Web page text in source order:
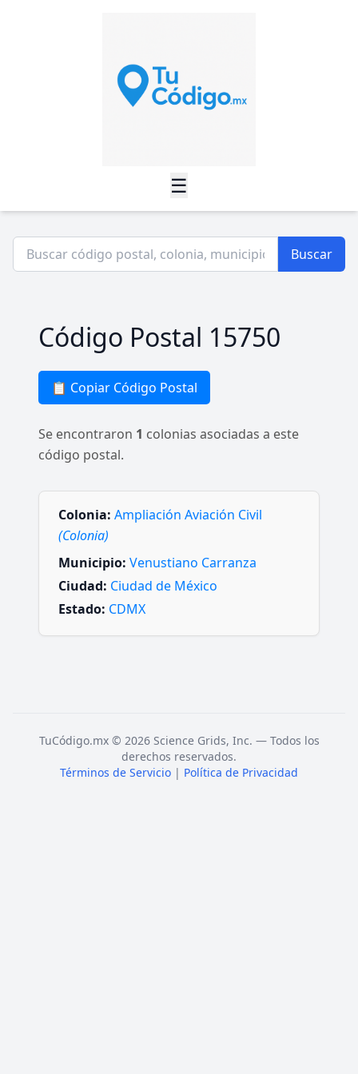
☰
Buscar
Código Postal 15750
📋 Copiar Código Postal
Se encontraron 1 colonias asociadas a este
código postal.
Colonia: Ampliación Aviación Civil
(Colonia)
Municipio: Venustiano Carranza
Ciudad: Ciudad de México
Estado: CDMX
TuCódigo.mx © 2026 Science Grids, Inc. — Todos los
derechos reservados.
Términos de Servicio | Política de Privacidad